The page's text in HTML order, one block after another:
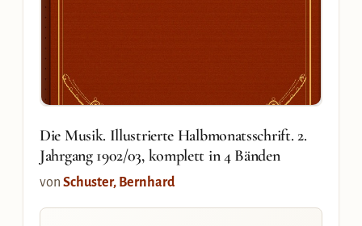
Die Musik. Illustrierte Halbmonatsschrift. 2.
Jahrgang 1902/03, komplett in 4 Bänden
von Schuster, Bernhard